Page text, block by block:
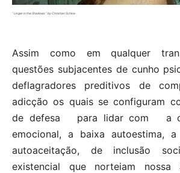
” Linger in the Shadows ” by Christian Schloe
Assim como em qualquer
questões subjacentes de cunho
deflagradores preditivos de
adicção os quais se configuram
de defesa
para lidar com
a
emocional, a baixa autoestima, a
autoaceitação, de inclusão
existencial que norteiam nossa